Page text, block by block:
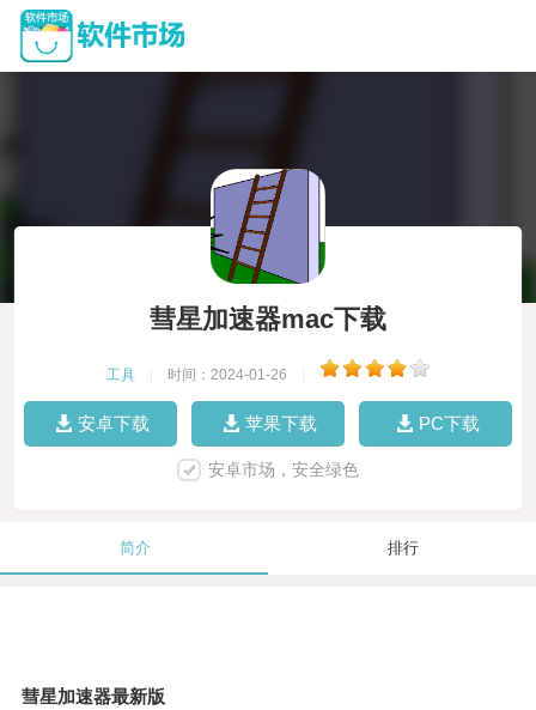
彗星加速器mac下载
工具 时间：2024-01-26
安卓下载 苹果下载 PC下载
安卓市场，安全绿色
简介 排行
彗星加速器最新版